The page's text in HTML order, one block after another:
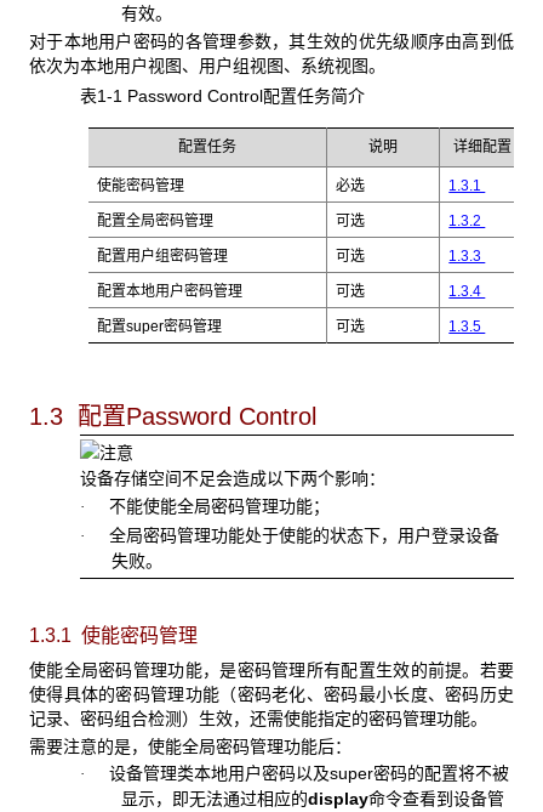
有效。
对于本地用户密码的各管理参数，其生效的优先级顺序由高到低
依次为本地用户视图、用户组视图、系统视图。
表1-1 Password Control配置任务简介
配置任务 说明 详细配置
使能密码管理 必选 1.3.1
配置全局密码管理 可选 1.3.2
配置用户组密码管理 可选 1.3.3
配置本地用户密码管理 可选 1.3.4
配置super密码管理 可选 1.3.5
1.3 配置Password Control
设备存储空间不足会造成以下两个影响：
· 不能使能全局密码管理功能；
· 全局密码管理功能处于使能的状态下，用户登录设备
失败。
1.3.1 使能密码管理
使能全局密码管理功能，是密码管理所有配置生效的前提。若要
使得具体的密码管理功能（密码老化、密码最小长度、密码历史
记录、密码组合检测）生效，还需使能指定的密码管理功能。
需要注意的是，使能全局密码管理功能后：
· 设备管理类本地用户密码以及super密码的配置将不被
显示，即无法通过相应的display命令查看到设备管